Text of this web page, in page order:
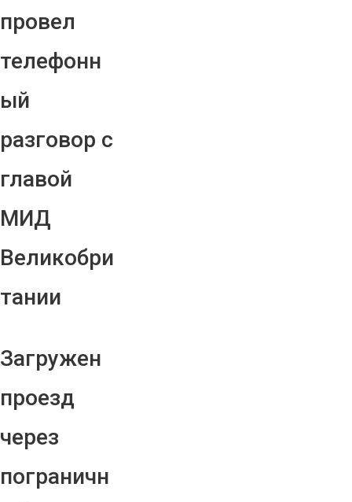
провел
телефонн
ый
разговор с
главой
МИД
Великобри
тании
Загружен
проезд
через
пограничн